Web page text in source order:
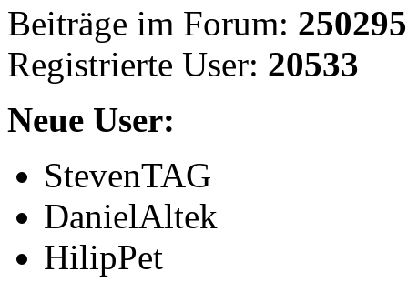
Beiträge im Forum: 250295
Registrierte User: 20533
Neue User:
StevenTAG
DanielAltek
HilipPet